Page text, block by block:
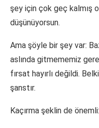
şey için çok geç kalmış
düşünüyorsun.
Ama şöyle bir şey var:
aslında gitmememiz
fırsat hayırlı değildi.
şanstır.
Kaçırma şeklin de önemli: